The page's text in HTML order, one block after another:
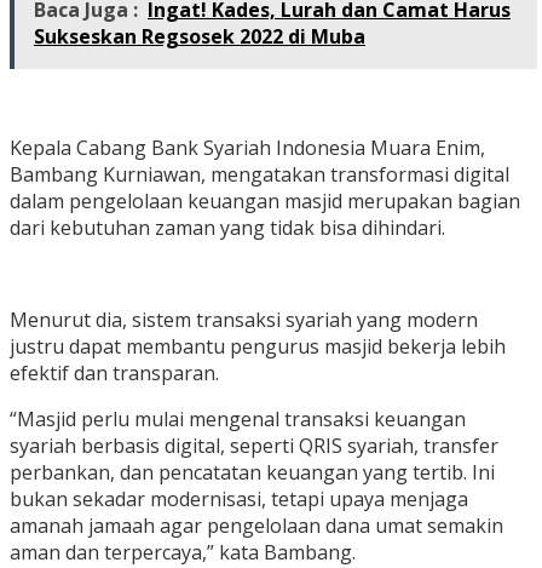
Baca Juga : Ingat! Kades, Lurah dan Camat Harus
Sukseskan Regsosek 2022 di Muba
Kepala Cabang Bank Syariah Indonesia Muara Enim,
Bambang Kurniawan, mengatakan transformasi digital
dalam pengelolaan keuangan masjid merupakan bagian
dari kebutuhan zaman yang tidak bisa dihindari.
Menurut dia, sistem transaksi syariah yang modern
justru dapat membantu pengurus masjid bekerja lebih
efektif dan transparan.
“Masjid perlu mulai mengenal transaksi keuangan
syariah berbasis digital, seperti QRIS syariah, transfer
perbankan, dan pencatatan keuangan yang tertib. Ini
bukan sekadar modernisasi, tetapi upaya menjaga
amanah jamaah agar pengelolaan dana umat semakin
aman dan terpercaya,” kata Bambang.